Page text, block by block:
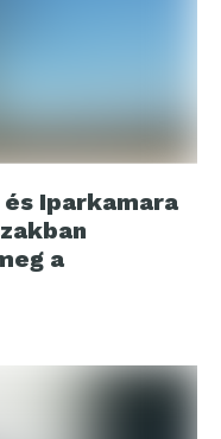
Iparkamara
a